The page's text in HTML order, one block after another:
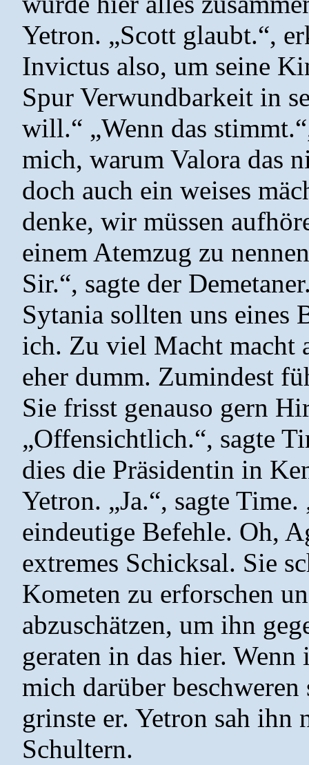
Yetron. „Scott glaubt.“,
Invictus also, um seine
Spur Verwundbarkeit in
will.“ „Wenn das
mich, warum Valora das
doch auch ein weises
denke, wir müssen
einem Atemzug zu
Sir.“, sagte der
Sytania sollten uns eines
ich. Zu viel Macht macht
eher dumm. Zumindest
Sie frisst genauso gern
„Offensichtlich.“, sagte
dies die Präsidentin in
Yetron. „Ja.“, sagte
eindeutige Befehle. Oh,
extremes Schicksal. Sie
Kometen zu erforschen
abzuschätzen, um ihn
geraten in das hier.
mich darüber
grinste er. Yetron sah ihn
Schultern.